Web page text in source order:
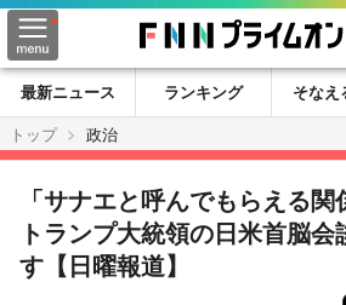
最新ニュース ランキング そなえ
トップ
政治
「サナエと呼んでもらえる
トランプ大統領の日米首脳会
す【日曜報道】